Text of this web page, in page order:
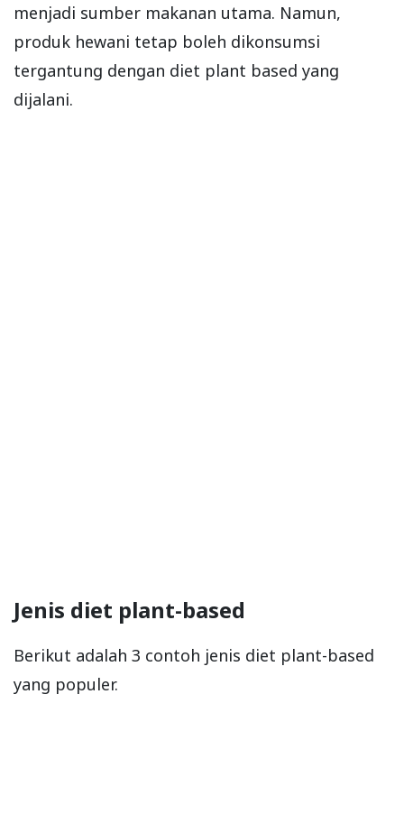
menjadi sumber makanan utama. Namun,
produk hewani tetap boleh dikonsumsi
tergantung dengan diet plant based yang
dijalani.
Jenis diet plant-based
Berikut adalah 3 contoh jenis diet plant-based
yang populer.